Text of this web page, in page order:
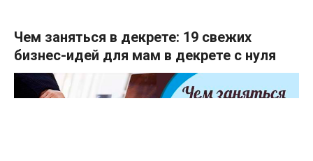
Чем заняться в декрете: 19 свежих
бизнес-идей для мам в декрете с нуля